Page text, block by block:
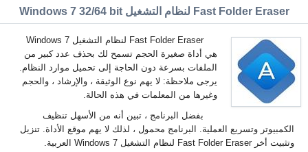
Fast Folder Eraser لنظام التشغيل Windows 7 32/64 bit
Fast Folder Eraser لنظام التشغيل Windows 7
هي أداة صغيرة الحجم تسمح لك بحذف عدد كبير من
الملفات بسرعة دون الحاجة إلى تحميل موارد النظام.
يرجى ملاحظة: لا يهم نوع الوثيقة ، والإرشاد ، والحجم
وغيرها من المعلمات في هذه الحالة.
بفضل البرنامج ، تبين أنه من الأسهل تنظيف
الكمبيوتر وتسريع العملية. البرنامج محمول ، لذلك لا يهم موقع الأداة. تنزيل
وتثبيت أخر Fast Folder Eraser لنظام التشغيل Windows 7 العربية.